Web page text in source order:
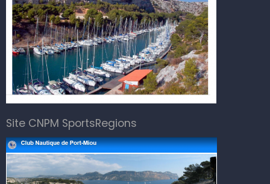
Site CNPM SportsRegions